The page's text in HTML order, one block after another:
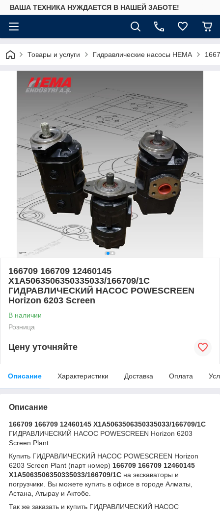
ВАША ТЕХНИКА НУЖДАЕТСЯ В НАШЕЙ ЗАБОТЕ!
Товары и услуги Гидравлические насосы HEMA
166709 166709 12460145
X1A5063506350335033/166709/1C
ГИДРАВЛИЧЕСКИЙ НАСОС POWESCREEN
Horizon 6203 Screen
В наличии
Розница
Цену уточняйте
Описание Характеристики Доставка Оплата
Описание
166709 166709 12460145 X1A5063506350335033/166709/1C
ГИДРАВЛИЧЕСКИЙ НАСОС POWESCREEN Horizon 6203
Screen Plant
Купить ГИДРАВЛИЧЕСКИЙ НАСОС POWESCREEN Horizon
6203 Screen Plant (парт номер) 166709 166709 12460145
X1A5063506350335033/166709/1C на экскаваторы и
погрузчики. Вы можете купить в офисе в городе Алматы,
Астана, Атырау и Актобе.
Так же заказать и купить ГИДРАВЛИЧЕСКИЙ НАСОС